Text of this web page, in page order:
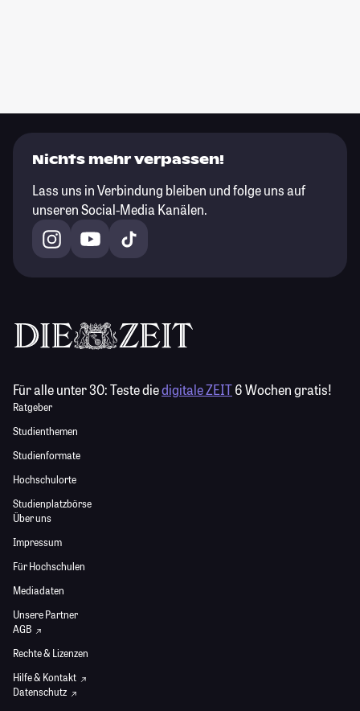
Nichts mehr verpassen!
Lass uns in Verbindung bleiben und folge uns auf
unseren Social-Media Kanälen.
Für alle unter 30:Teste diedigitale ZEIT6 Wochen gratis!
Ratgeber
Studienthemen
Studienformate
Hochschulorte
Studienplatzbörse
Über uns
Impressum
Für Hochschulen
Mediadaten
Unsere Partner
AGB
Rechte & Lizenzen
Hilfe & Kontakt
Datenschutz